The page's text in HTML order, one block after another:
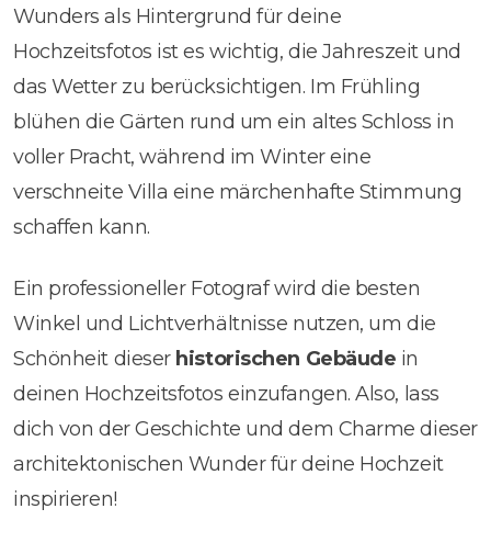
Wunders als Hintergrund für deine
Hochzeitsfotos ist es wichtig, die Jahreszeit und
das Wetter zu berücksichtigen. Im Frühling
blühen die Gärten rund um ein altes Schloss in
voller Pracht, während im Winter eine
verschneite Villa eine märchenhafte Stimmung
schaffen kann.
Ein professioneller Fotograf wird die besten
Winkel und Lichtverhältnisse nutzen, um die
Schönheit dieser historischen Gebäude in
deinen Hochzeitsfotos einzufangen. Also, lass
dich von der Geschichte und dem Charme dieser
architektonischen Wunder für deine Hochzeit
inspirieren!